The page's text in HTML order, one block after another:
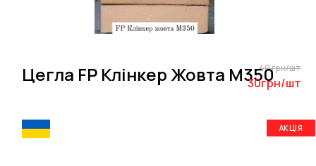
Цегла FP Клінкер Жовта M35040 грн/шт
30грн/шт
АКЦІЯ